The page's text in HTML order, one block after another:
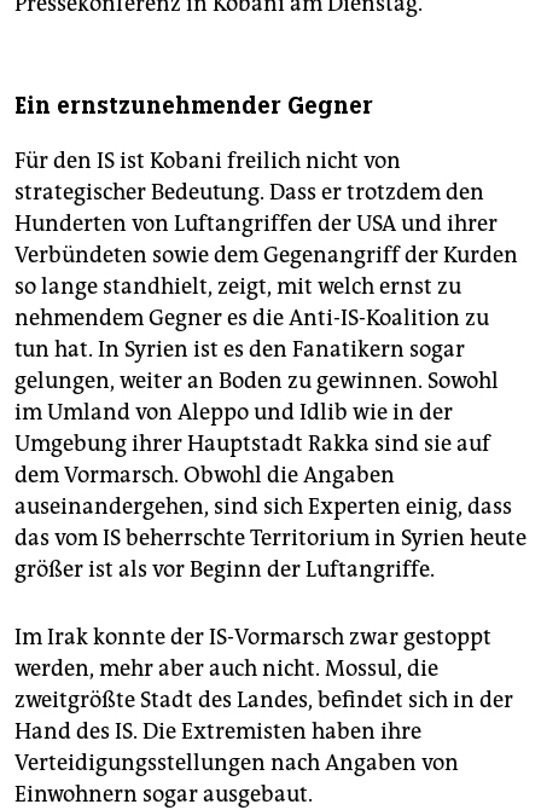
Ein ernstzunehmender Gegner
Für den IS ist Kobani freilich nicht von
strategischer Bedeutung. Dass er trotzdem den
Hunderten von Luftangriffen der USA und ihrer
Verbündeten sowie dem Gegenangriff der Kurden
so lange standhielt, zeigt, mit welch ernst zu
nehmendem Gegner es die Anti-IS-Koalition zu
tun hat. In Syrien ist es den Fanatikern sogar
gelungen, weiter an Boden zu gewinnen. Sowohl
im Umland von Aleppo und Idlib wie in der
Umgebung ihrer Hauptstadt Rakka sind sie auf
dem Vormarsch. Obwohl die Angaben
auseinandergehen, sind sich Experten einig, dass
das vom IS beherrschte Territorium in Syrien heute
größer ist als vor Beginn der Luftangriffe.
Im Irak konnte der IS-Vormarsch zwar gestoppt
werden, mehr aber auch nicht. Mossul, die
zweitgrößte Stadt des Landes, befindet sich in der
Hand des IS. Die Extremisten haben ihre
Verteidigungsstellungen nach Angaben von
Einwohnern sogar ausgebaut.